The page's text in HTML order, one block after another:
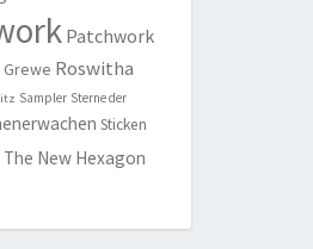
Patchwork
Grewe Roswitha
Sampler Sterne der
Sticken
The New Hexagon